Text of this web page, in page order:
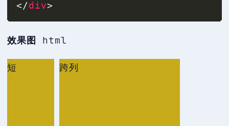
</div>
效果图 html
短 跨列